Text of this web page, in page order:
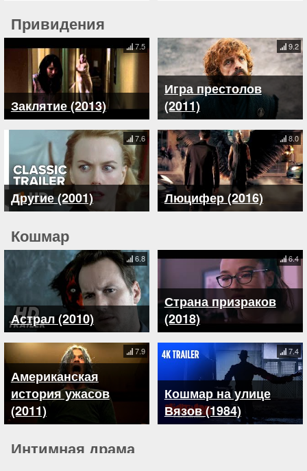
Привидения
Заклятие (2013)
7.5
Игра престолов
(2011)
9.2
Другие (2001)
7.6
Люцифер (2016)
8.0
Кошмар
Астрал (2010)
6.8
Страна призраков
(2018)
6.4
Американская
история ужасов
(2011)
7.9
Кошмар на улице
Вязов (1984)
7.4
Интимная драма